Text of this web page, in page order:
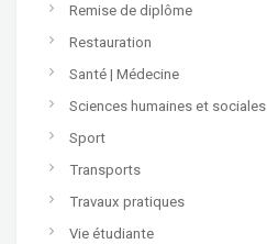
Remise de diplôme
Restauration
Santé | Médecine
Sciences humaines et sociales
Sport
Transports
Travaux pratiques
Vie étudiante